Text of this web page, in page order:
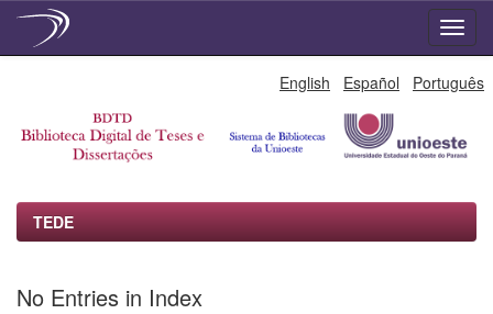
English Español Português
TEDE
No Entries in Index